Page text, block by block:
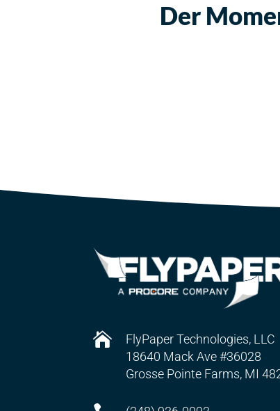
Der

FlyPaper Technologies, LLC
18640 Mack Ave #36028
Grosse Pointe Farms, MI